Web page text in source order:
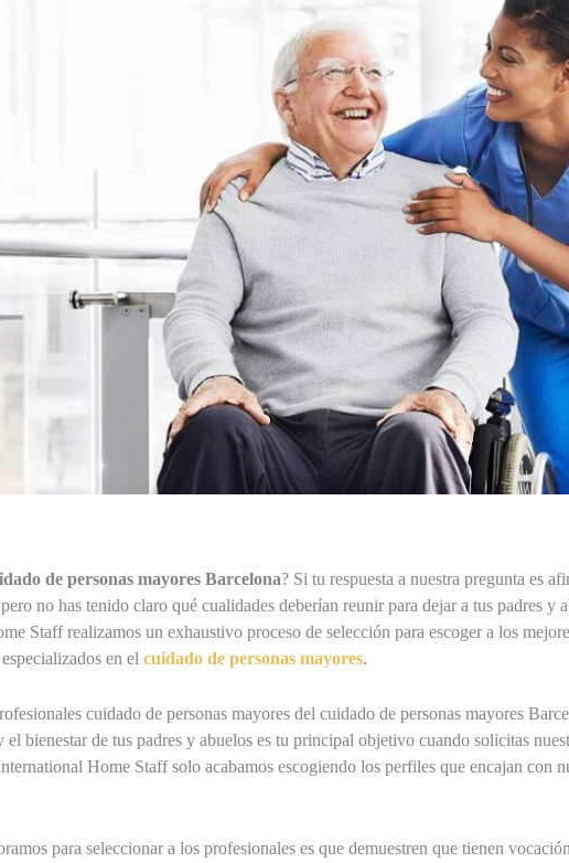
de personas mayores Barcelona? Si tu respuesta a nuestra pregunta es
no has tenido claro qué cualidades deberían reunir para dejar a tus padres y
Staff realizamos un exhaustivo proceso de selección para escoger a los
en el cuidado de personas mayores.
cuidado de personas mayores del cuidado de personas mayores
el bienestar de tus padres y abuelos es tu principal objetivo cuando solicitas
Home Staff solo acabamos escogiendo los perfiles que encajan con
para seleccionar a los profesionales es que demuestren que tienen